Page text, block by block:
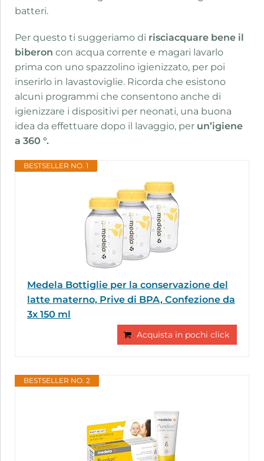
batteri.
Per questo ti suggeriamo di risciacquare bene il
biberon con acqua corrente e magari lavarlo
prima con uno spazzolino igienizzato, per poi
inserirlo in lavastoviglie. Ricorda che esistono
alcuni programmi che consentono anche di
igienizzare i dispositivi per neonati, una buona
idea da effettuare dopo il lavaggio, per un’igiene
a 360 °.
BESTSELLER NO. 1
Medela Bottiglie per la conservazione del
latte materno, Prive di BPA, Confezione da
3x 150 ml
Acquista in pochi click
BESTSELLER NO. 2